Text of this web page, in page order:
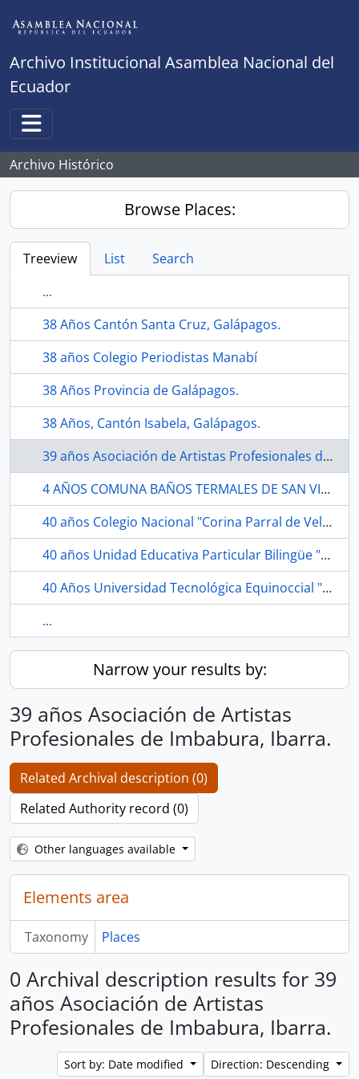
Archivo Institucional Asamblea Nacional del
Ecuador
Toggle navigation
Archivo Histórico
Browse Places:
Treeview List
Search
...
38 Años Cantón Santa Cruz, Galápagos.
38 años Colegio Periodistas Manabí
38 Años Provincia de Galápagos.
38 Años, Cantón Isabela, Galápagos.
39 años Asociación de Artistas Profesionales de Imbabura, Ibarra.
4 AÑOS COMUNA BAÑOS TERMALES DE SAN VICENTE.
40 años Colegio Nacional "Corina Parral de Velasco Ibarra", Cantón Chimbo, Bolivar.
40 años Unidad Educativa Particular Bilingüe "Liceo Panamericano", Guayaquil.
40 Años Universidad Tecnológica Equinoccial "UTE", Quito.
...
Narrow your results by:
39 años Asociación de Artistas
Profesionales de Imbabura, Ibarra.
Related Archival description (0)
Related Authority record (0)
Other languages available
Elements area
Taxonomy Places
0 Archival description results for 39
años Asociación de Artistas
Profesionales de Imbabura, Ibarra.
Sort by: Date modified Direction: Descending